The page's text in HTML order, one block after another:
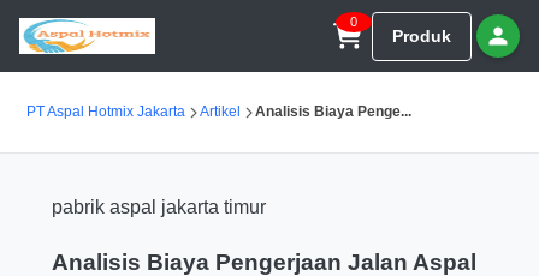
0
Produk
PT Aspal Hotmix Jakarta Artikel Analisis Biaya Penge...
pabrik aspal jakarta timur
Analisis Biaya Pengerjaan Jalan Aspal